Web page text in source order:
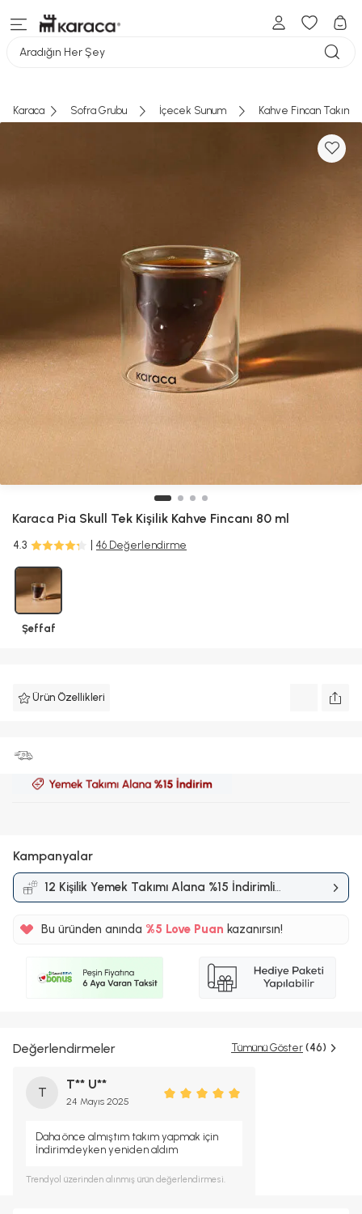
Aradığın Her Şey
Karaca Sofra Grubu İçecek Sunum Kahve Fincan Takımı
Karaca Pia Skull Tek Kişilik Kahve Fincanı 80 ml
4.3 46 Değerlendirme
Şeffaf
Ürün Özellikleri
Kampanyalar
12 Kişilik Yemek Takımı Alana %15 İndirimli
Kampanyası
Bu üründen anında %5
%5
Love Puan kazanırsın!
Değerlendirmeler Tümünü Göster (46)
T
T** U**
24 Mayıs 2025
Daha önce almıştım takım yapmak için
İndirimdeyken yeniden aldım
Trendyol üzerinden alınmış ürün değerlendirmesi.